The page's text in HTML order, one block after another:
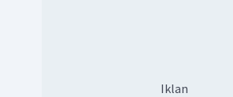
Iklan